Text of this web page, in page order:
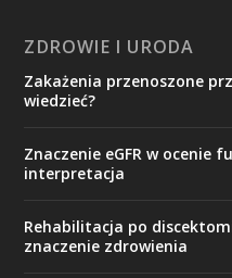
ZDROWIE I URODA
Zakażenia przenoszone
wiedzieć?
Znaczenie eGFR w ocenie
interpretacja
Rehabilitacja po
znaczenie zdrowienia